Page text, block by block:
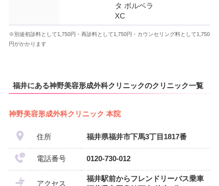
タ ボルベラ
XC
※別途初診料として1,750円・再診料として1,750円・カウンセリング料として1,750
円がかかります
福井にある神野美容形成外科クリニックのクリニック一覧
神野美容形成外科クリニック 本院
住所 福井県福井市下馬3丁目1817番
電話番号 0120-730-012
アクセス
福井駅前からフレンドリーバス乗車